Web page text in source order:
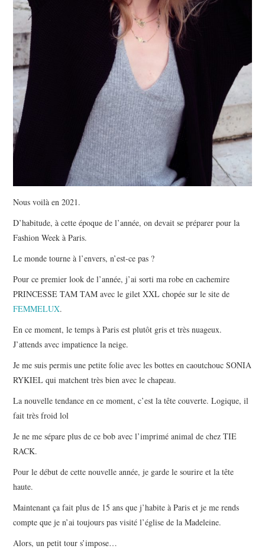
Nous voilà en 2021.
D’habitude, à cette époque de l’année, on devait se préparer pour la
Fashion Week à Paris.
Le monde tourne à l’envers, n’est-ce pas ?
Pour ce premier look de l’année, j’ai sorti ma robe en cachemire
PRINCESSE TAM TAM avec le gilet XXL chopée sur le site de
FEMMELUX.
En ce moment, le temps à Paris est plutôt gris et très nuageux.
J’attends avec impatience la neige.
Je me suis permis une petite folie avec les bottes en caoutchouc SONIA
RYKIEL qui matchent très bien avec le chapeau.
La nouvelle tendance en ce moment, c’est la tête couverte. Logique, il
fait très froid lol
Je ne me sépare plus de ce bob avec l’imprimé animal de chez TIE
RACK.
Pour le début de cette nouvelle année, je garde le sourire et la tête
haute.
Maintenant ça fait plus de 15 ans que j’habite à Paris et je me rends
compte que je n’ai toujours pas visité l’église de la Madeleine.
Alors, un petit tour s’impose…